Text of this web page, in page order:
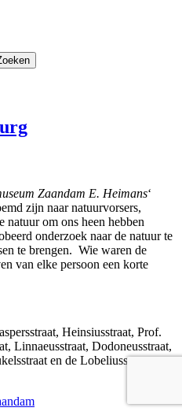
Zaandam E. Heimans‘
zijn naar natuurvorsers,
natuur om ons heen hebben
onderzoek naar de natuur te
te brengen. Wie waren de
van elke persoon een korte
Heinsiusstraat, Prof.
Linnaeusstraat, Dodoneusstraat,
en de Lobeliusstraat.